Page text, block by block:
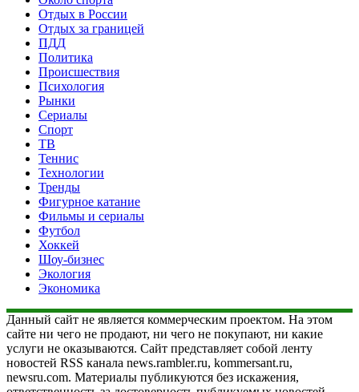
Отдых в России
Отдых за границей
ПДД
Политика
Происшествия
Психология
Рынки
Сериалы
Спорт
ТВ
Теннис
Технологии
Тренды
Фигурное катание
Фильмы и сериалы
Футбол
Хоккей
Шоу-бизнес
Экология
Экономика
Данный сайт не является коммерческим проектом. На этом
сайте ни чего не продают, ни чего не покупают, ни какие
услуги не оказываются. Сайт представляет собой ленту
новостей RSS канала news.rambler.ru, kommersant.ru,
newsru.com. Материалы публикуются без искажения,